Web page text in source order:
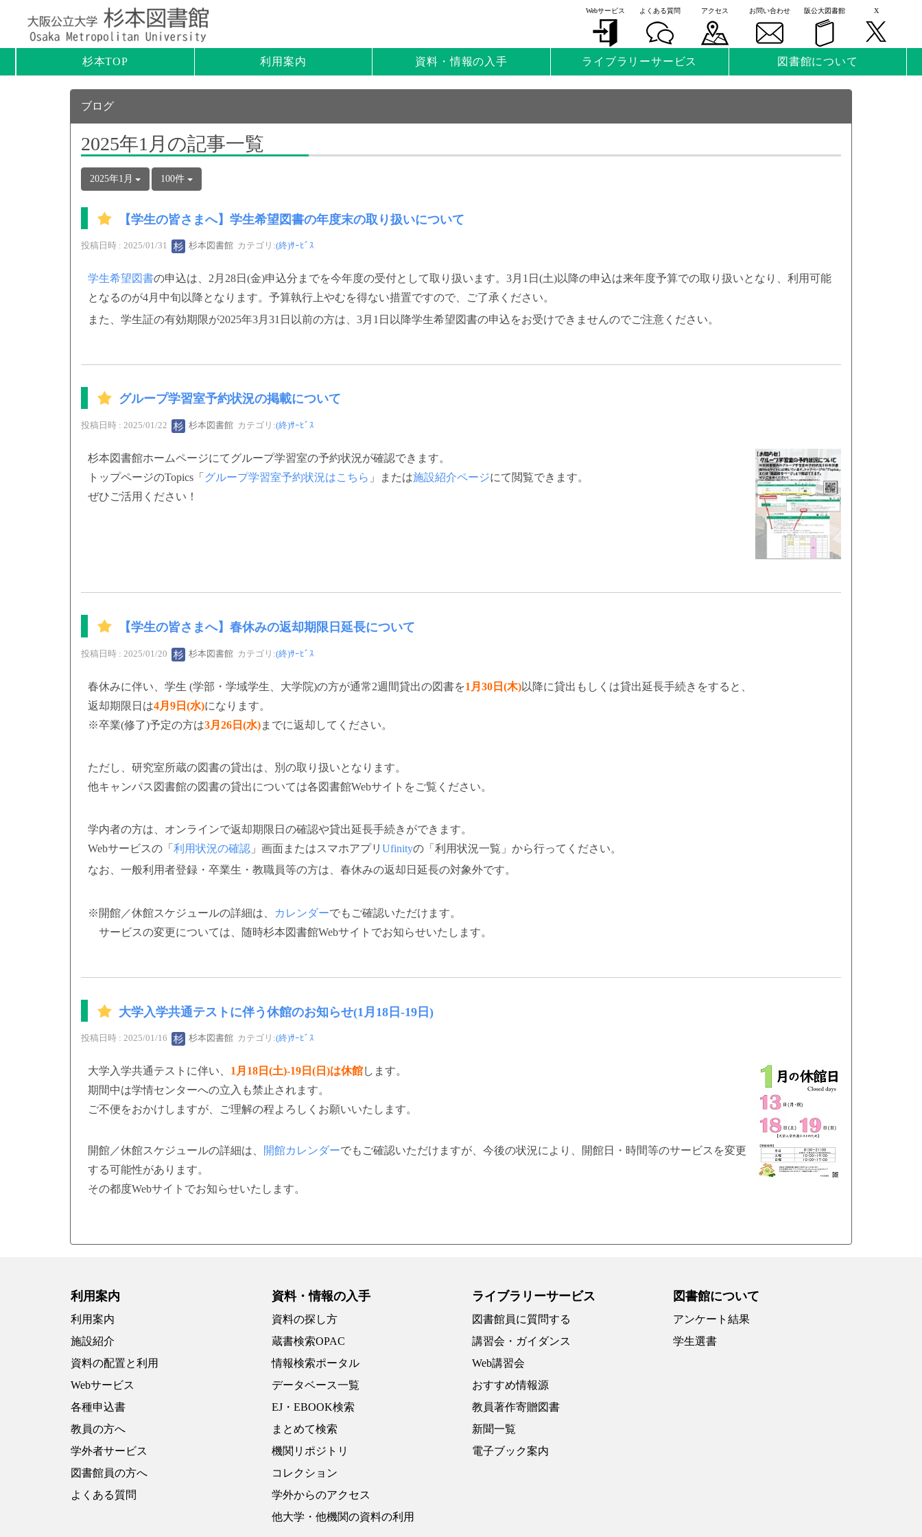
Webサービス よくある質問 アクセス お問い合わせ 阪公大図書館 X
杉本TOP 利用案内 資料・情報の入手 ライブラリーサービス 図書館について
ブログ
2025年1月の記事一覧
2025年1月 100件
【学生の皆さまへ】学生希望図書の年度末の取り扱いについて
投稿日時 : 2025/01/31 杉本図書館 カテゴリ:(終)ｻｰﾋﾞｽ
学生希望図書の申込は、2月28日(金)申込分までを今年度の受付として取り扱います。3月1日(土)以降の申込は来年度予算での取り扱いとなり、利用可能
となるのが4月中旬以降となります。予算執行上やむを得ない措置ですので、ご了承ください。
また、学生証の有効期限が2025年3月31日以前の方は、3月1日以降学生希望図書の申込をお受けできませんのでご注意ください。
グループ学習室予約状況の掲載について
投稿日時 : 2025/01/22 杉本図書館 カテゴリ:(終)ｻｰﾋﾞｽ
杉本図書館ホームページにてグループ学習室の予約状況が確認できます。
トップページのTopics「 グループ学習室予約状況はこちら 」または施設紹介ページにて閲覧できます。
ぜひご活用ください！
【学生の皆さまへ】春休みの返却期限日延長について
投稿日時 : 2025/01/20 杉本図書館 カテゴリ:(終)ｻｰﾋﾞｽ
春休みに伴い、学生 (学部・学域学生、大学院)の方が通常2週間貸出の図書を1月30日(木)以降に貸出もしくは貸出延長手続きをすると、
返却期限日は4月9日(水)になります。
※卒業(修了)予定の方は3月26日(水)までに返却してください。
ただし、研究室所蔵の図書の貸出は、別の取り扱いとなります。
他キャンパス図書館の図書の貸出については各図書館Webサイトをご覧ください。
学内者の方は、オンラインで返却期限日の確認や貸出延長手続きができます。
Webサービスの「 利用状況の確認 」画面またはスマホアプリ Ufinityの「利用状況一覧」から行ってください。
なお、一般利用者登録・卒業生・教職員等の方は、春休みの返却日延長の対象外です。
※開館／休館スケジュールの詳細は、 カレンダーでもご確認いただけます。
サービスの変更については、随時杉本図書館Webサイトでお知らせいたします。
大学入学共通テストに伴う休館のお知らせ(1月18日-19日)
投稿日時 : 2025/01/16 杉本図書館 カテゴリ:(終)ｻｰﾋﾞｽ
大学入学共通テストに伴い、 1月18日(土)-19日(日)は休館します。
期間中は学情センターへの立入も禁止されます。
ご不便をおかけしますが、ご理解の程よろしくお願いいたします。
開館／休館スケジュールの詳細は、 開館カレンダーでもご確認いただけますが、今後の状況により、開館日・時間等のサービスを変更
する可能性があります。
その都度Webサイトでお知らせいたします。
利用案内
利用案内
施設紹介
資料の配置と利用
Webサービス
各種申込書
教員の方へ
学外者サービス
図書館員の方へ
よくある質問
資料・情報の入手
資料の探し方
蔵書検索OPAC
情報検索ポータル
データベース一覧
EJ・EBOOK検索
まとめて検索
機関リポジトリ
コレクション
学外からのアクセス
他大学・他機関の資料の利用
ライブラリーサービス
図書館員に質問する
講習会・ガイダンス
Web講習会
おすすめ情報源
教員著作寄贈図書
新聞一覧
電子ブック案内
図書館について
アンケート結果
学生選書